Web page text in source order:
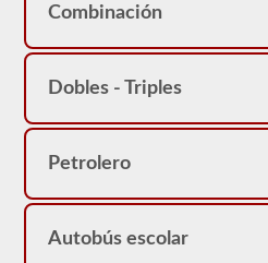
Combinación
Dobles - Triples
Petrolero
Autobús escolar